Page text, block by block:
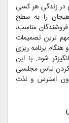
در زندگی هر کسی
را به سطح
مناسب،
ترین تصمیمات
برنامه ریزی
شود. با این
کردن لباس مجلسی
استرس و لذت